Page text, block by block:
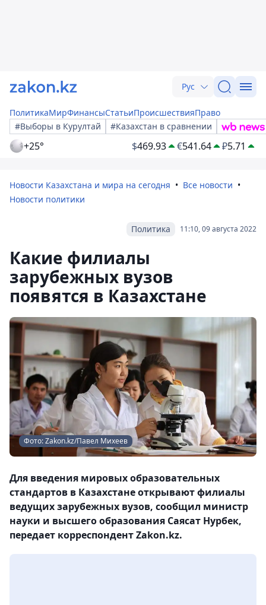
Рус
ПолитикаМирФинансыСтатьиПроисшествияПраво
#Выборы в Курултай
#Казахстан в сравнении
+25° $469.93 €541.64 ₽5.71
Новости Казахстана и мира на сегодня
Все новости
Новости политики
11:10, 09 августа 2022
Политика
Какие филиалы
зарубежных вузов
появятся в Казахстане
Фото: Zakon.kz/Павел Михеев
Для введения мировых образовательных
стандартов в Казахстане открывают филиалы
ведущих зарубежных вузов, сообщил министр
науки и высшего образования Саясат Нурбек,
передает корреспондент Zakon.kz.